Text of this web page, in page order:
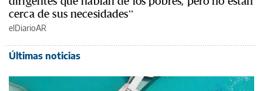
cerca de sus necesidades”
elDiarioAR
Últimas noticias